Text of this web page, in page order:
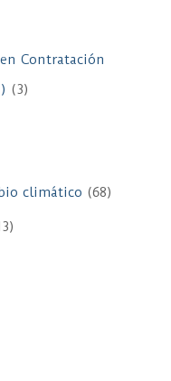
Contratación
(3)
climático (68)